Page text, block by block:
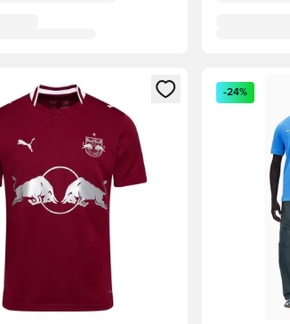
regisztrációhoz
modált a bejelentkezéshez vagy a tagként
Megnyit
-24%